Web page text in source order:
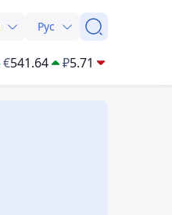
Рус
€541.64 ₽5.71